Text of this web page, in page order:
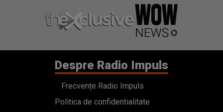
Despre Radio Impuls
Frecvențe Radio Impuls
Politica de confidentialitate